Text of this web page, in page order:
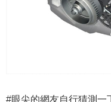
#眼尖的網友自行猜測一